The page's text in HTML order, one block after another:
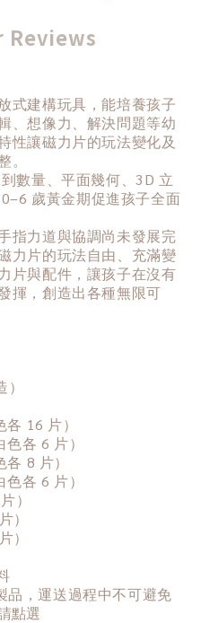
Reviews
式建構玩具，能培養孩子
、想像力、解決問題等幼
性讓磁力片的玩法變化及
。
數量、平面幾何、3D 立
歲黃金期促進孩子全面
指力道與協調尚未發展完
力片的玩法自由、充滿變
片與配件，讓孩子在沒有
揮，創造出各種無限可
16 片）
色各 6 片）
各 8 片）
色各 6 片）
）
）
）
品，運送過程中不可避免
點選